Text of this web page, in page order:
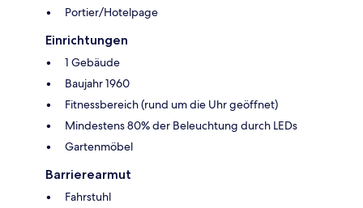
Portier/Hotelpage
Einrichtungen
1 Gebäude
Baujahr 1960
Fitnessbereich (rund um die Uhr geöffnet)
Mindestens 80% der Beleuchtung durch LEDs
Gartenmöbel
Barrierearmut
Fahrstuhl